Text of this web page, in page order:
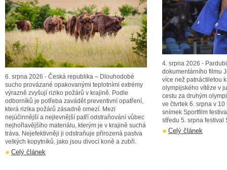
6. srpna 2026 - Česká republika – Dlouhodobé
sucho provázané opakovanými teplotními extrémy
výrazně zvyšují riziko požárů v krajině. Podle
odborníků je potřeba zavádět preventivní opatření,
která rizika požárů zásadně omezí. Mezi
nejúčinnější a nejlevnější patří odstraňování vůbec
nejhořlavějšího materiálu, kterým je v krajině suchá
tráva. Nejefektivněji ji odstraňuje přirozená pastva
velkých kopytníků, jako jsou divocí koně a zubři.
Celý článek
4. srpna 2026 -
dokumentárního filmu
více než patnáctiletou
olympijského vítěze v
cestu za druhým
ve čtvrtek 6. srpna v
snímek Sportfilm
středu 5. srpna festival
Celý článek